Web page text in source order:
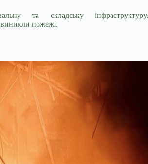
та складську інфраструктуру.
пожежі.